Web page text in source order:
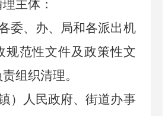
主体：
委、办、局和各派出机
规范性文件及政策性文
组织清理。
）人民政府、街道办事